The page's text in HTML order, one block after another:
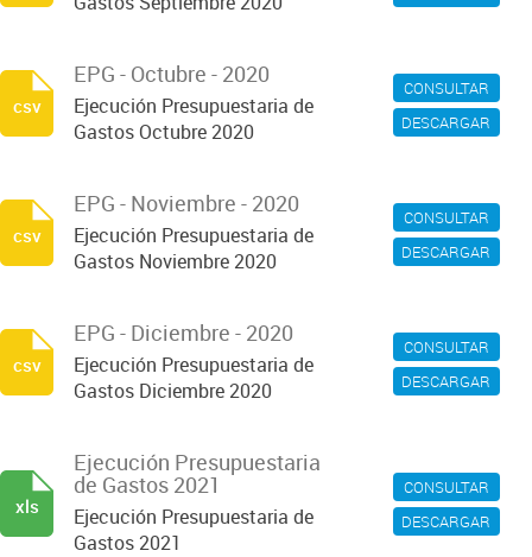
CONSULTAR
DESCARGAR
EPG - Octubre - 2020
Ejecución Presupuestaria de
Gastos Octubre 2020
csv
CONSULTAR
DESCARGAR
EPG - Noviembre - 2020
Ejecución Presupuestaria de
Gastos Noviembre 2020
csv
CONSULTAR
DESCARGAR
EPG - Diciembre - 2020
Ejecución Presupuestaria de
Gastos Diciembre 2020
csv
CONSULTAR
DESCARGAR
Ejecución Presupuestaria
de Gastos 2021
Ejecución Presupuestaria de
Gastos 2021
xls